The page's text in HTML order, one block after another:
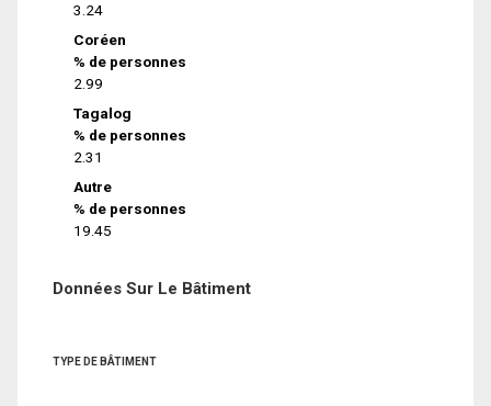
3.24
Coréen
% de personnes
2.99
Tagalog
% de personnes
2.31
Autre
% de personnes
19.45
Données Sur Le Bâtiment
TYPE DE BÂTIMENT